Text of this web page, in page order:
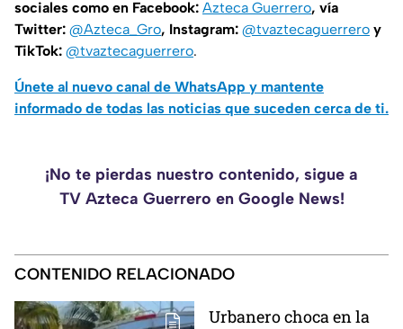
sociales como en Facebook: Azteca Guerrero, vía
Twitter: @Azteca_Gro, Instagram: @tvaztecaguerrero y
TikTok: @tvaztecaguerrero.
Únete al nuevo canal de WhatsApp y mantente
informado de todas las noticias que suceden cerca de ti.
¡No te pierdas nuestro contenido, sigue a
TV Azteca Guerrero en Google News!
CONTENIDO RELACIONADO
Urbanero choca en la